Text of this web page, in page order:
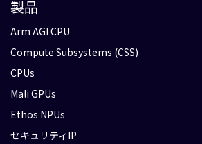
製品
Arm AGI CPU
Compute Subsystems (CSS)
CPUs
Mali GPUs
Ethos NPUs
セキュリティIP